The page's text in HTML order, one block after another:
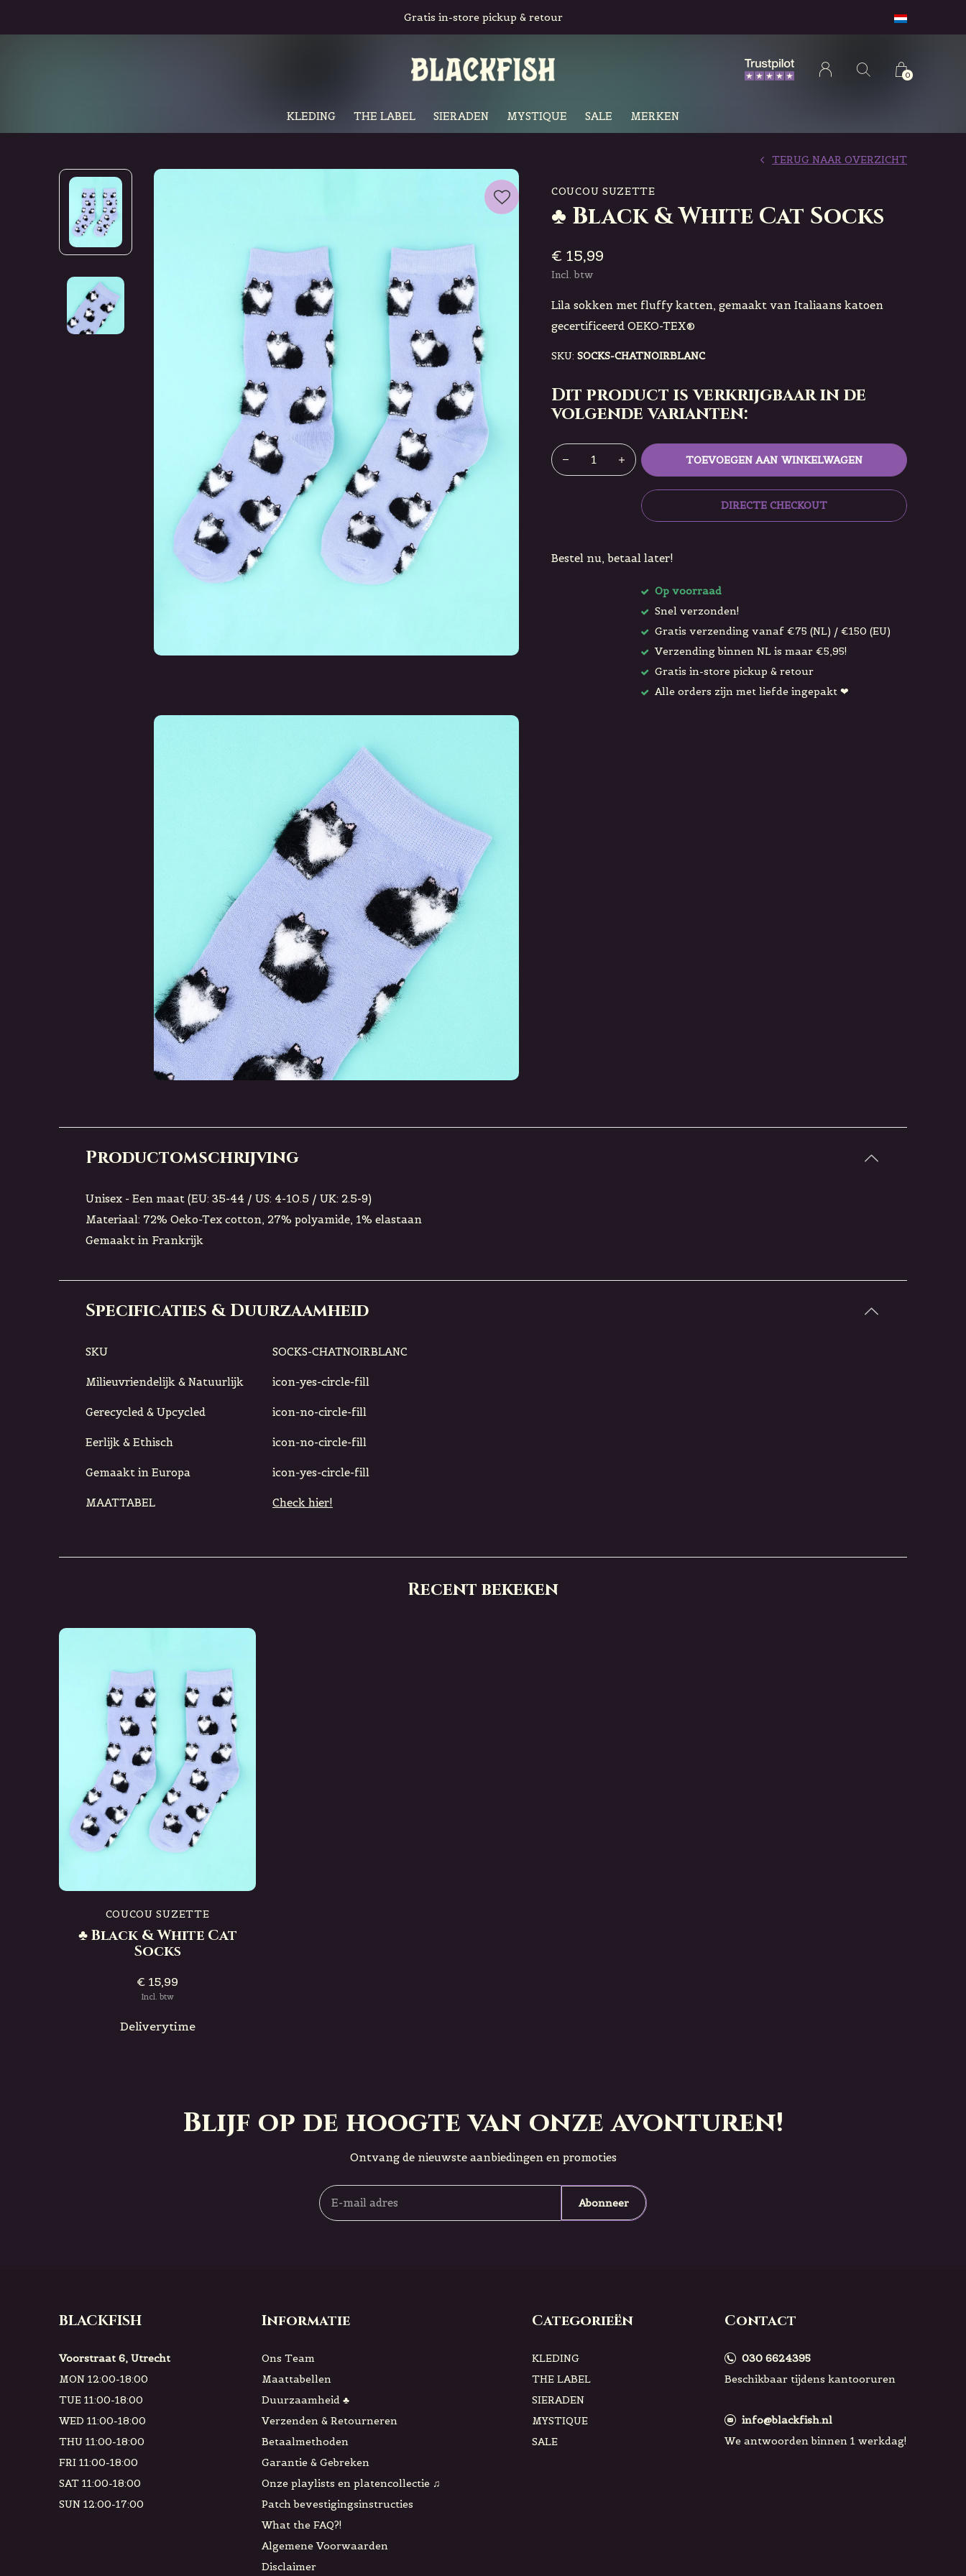
KLEDING THE LABEL SIERADEN MYSTIQUE SALE MERKEN
0
Gratis in-store pickup & retour
COUCOU SUZETTE
♣ Black & White Cat Socks
TERUG NAAR OVERZICHT
€ 15,99
Incl. btw
Lila sokken met fluffy katten, gemaakt van Italiaans katoen
gecertificeerd OEKO-TEX®️
SKU: SOCKS-CHATNOIRBLANC
Dit product is verkrijgbaar in de
volgende varianten:
TOEVOEGEN AAN WINKELWAGEN
DIRECTE CHECKOUT
Bestel nu, betaal later!
Op voorraad
Snel verzonden!
Gratis verzending vanaf €75 (NL) / €150 (EU)
Verzending binnen NL is maar €5,95!
Gratis in-store pickup & retour
Alle orders zijn met liefde ingepakt ❤
Productomschrijving
Unisex - Een maat (EU: 35-44 / US: 4-10.5 / UK: 2.5-9)
Materiaal: 72% Oeko-Tex cotton, 27% polyamide, 1% elastaan
Gemaakt in Frankrijk
Specificaties & Duurzaamheid
SKU SOCKS-CHATNOIRBLANC
Milieuvriendelijk & Natuurlijk icon-yes-circle-fill
Gerecycled & Upcycled icon-no-circle-fill
Eerlijk & Ethisch icon-no-circle-fill
Gemaakt in Europa icon-yes-circle-fill
MAATTABEL Check hier!
Recent bekeken
COUCOU SUZETTE
♣ Black & White Cat
Socks
€ 15,99
Incl. btw
Deliverytime
Blijf op de hoogte van onze avonturen!
Ontvang de nieuwste aanbiedingen en promoties
Abonneer
BLACKFISH
Voorstraat 6, Utrecht
MON 12:00-18:00
TUE 11:00-18:00
WED 11:00-18:00
THU 11:00-18:00
FRI 11:00-18:00
SAT 11:00-18:00
SUN 12:00-17:00
Informatie
Ons Team
Maattabellen
Duurzaamheid ♣
Verzenden & Retourneren
Betaalmethoden
Garantie & Gebreken
Onze playlists en platencollectie ♫
Patch bevestigingsinstructies
What the FAQ?!
Algemene Voorwaarden
Disclaimer
Categorieën
KLEDING
THE LABEL
SIERADEN
MYSTIQUE
SALE
Contact
030 6624395
Beschikbaar tijdens kantooruren
info@blackfish.nl
We antwoorden binnen 1 werkdag!